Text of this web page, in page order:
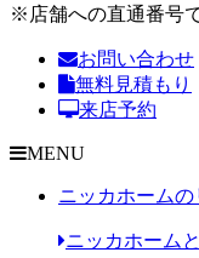
※店舗への直通番号
お問い合わせ
無料見積もり
来店予約
MENU
ニッカホームの
ニッカホーム